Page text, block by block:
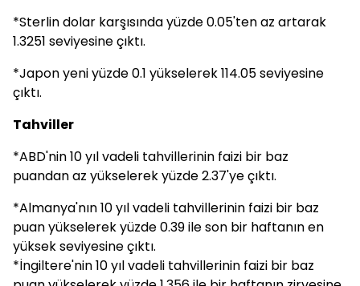
*Sterlin dolar karşısında yüzde 0.05'ten az artarak
1.3251 seviyesine çıktı.
*Japon yeni yüzde 0.1 yükselerek 114.05 seviyesine
çıktı.
Tahviller
*ABD'nin 10 yıl vadeli tahvillerinin faizi bir baz
puandan az yükselerek yüzde 2.37'ye çıktı.
*Almanya'nın 10 yıl vadeli tahvillerinin faizi bir baz
puan yükselerek yüzde 0.39 ile son bir haftanın en
yüksek seviyesine çıktı.
*İngiltere'nin 10 yıl vadeli tahvillerinin faizi bir baz